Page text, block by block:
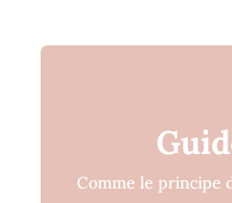
Comme le principe